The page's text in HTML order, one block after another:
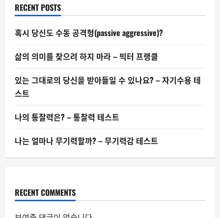
RECENT POSTS
혹시 당신도 수동 공격형(passive aggressive)?
삶의 의미를 찾으려 하지 마라 – 빅터 프랭클
있는 그대로의 당신을 받아들일 수 있나요? – 자기수용 테
스트
나의 통찰력은? – 통찰력 테스트
나는 얼마나 무기력할까? – 무기력감 테스트
RECENT COMMENTS